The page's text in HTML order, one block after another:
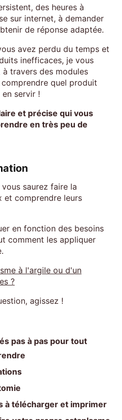
des heures à
sur internet, à demander
de réponse adaptée.
avez perdu du temps et
inefficaces, je vous
travers des modules
quel produit
servir !
et précise qui vous
en très peu de
saurez faire la
et comprendre leurs
en fonction des besoins
comment les appliquer
à l'argile ou d'un
?
agissez !
pas à pas pour tout
à télécharger et imprimer